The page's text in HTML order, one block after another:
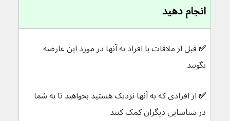
انجام دهید
✅ قبل از ملاقات با افراد به آنها در مورد این عارضه
بگویید
✅ از افرادی که به آنها نزدیک هستید بخواهید تا به شما
در شناسایی دیگران کمک کنند